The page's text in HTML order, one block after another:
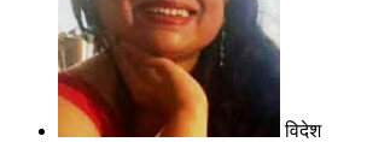
विदेश